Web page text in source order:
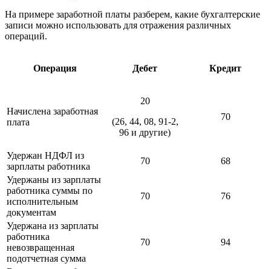
На примере заработной платы разберем, какие бухгалтерские
записи можно использовать для отражения различных
операций.
Операция Дебет Кредит
Начислена заработная
плата
20
(26, 44, 08, 91-2,
96 и другие)
70
Удержан НДФЛ из
зарплаты работника
70
68
Удержаны из зарплаты
работника суммы по
исполнительным
документам
70 76
Удержана из зарплаты
работника
невозвращенная
подотчетная сумма
70 94